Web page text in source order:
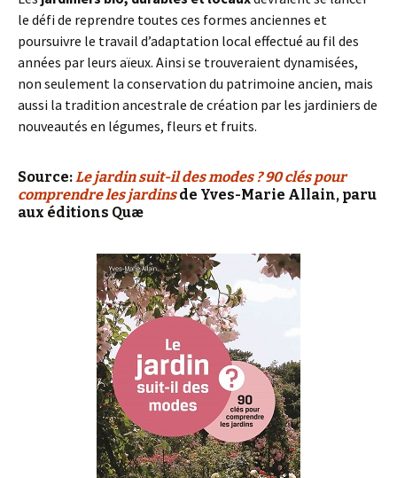
le défi de reprendre toutes ces formes anciennes et
poursuivre le travail d’adaptation local effectué au fil des
années par leurs aïeux. Ainsi se trouveraient dynamisées,
non seulement la conservation du patrimoine ancien, mais
aussi la tradition ancestrale de création par les jardiniers de
nouveautés en légumes, fleurs et fruits.
Source:Le jardin suit-il des modes ? 90 clés pour
comprendre les jardinsde Yves-Marie Allain, paru
aux éditions Quæ